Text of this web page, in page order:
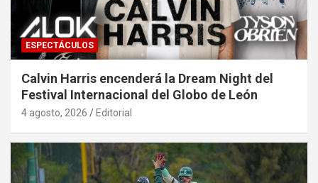
ESPECTÁCULOS
Calvin Harris encenderá la Dream Night del
Festival Internacional del Globo de León
4 agosto, 2026 Editorial